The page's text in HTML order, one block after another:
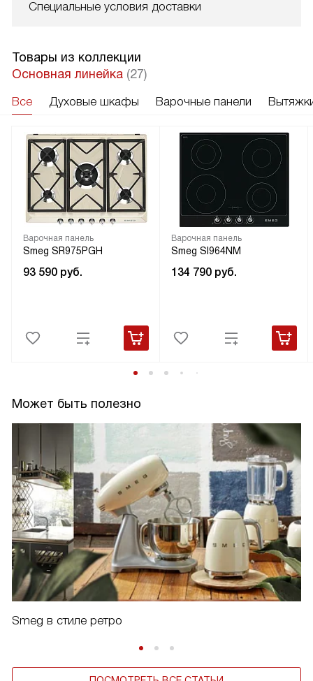
Специальные условия доставки
Товары из коллекции
Основная линейка (27)
Все Духовые шкафы Варочные панели
Варочная панель
Smeg SR975PGH
93 590 руб.
Варочная панель
Smeg SI964NM
134 790 руб.
Может быть полезно
Smeg в стиле ретро